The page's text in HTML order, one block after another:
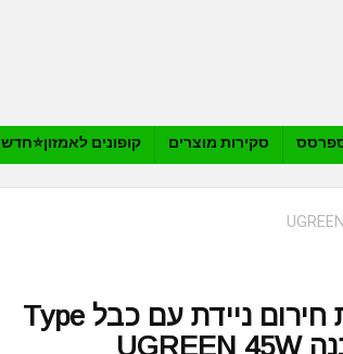
סקירות מוצרים קופונים לאמזון⭐️חדש
סוללת חירום ניידת עם כבל Type
C מובנה UGREEN 45W